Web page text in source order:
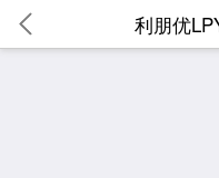
利朋优